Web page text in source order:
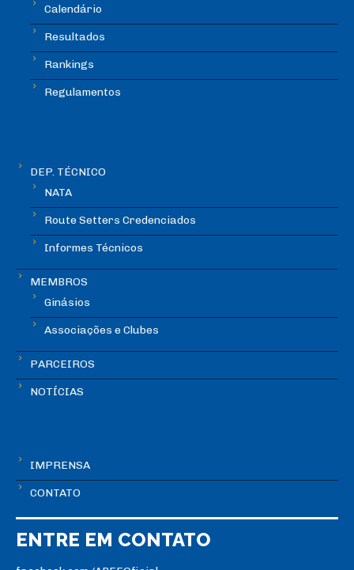
Calendário
Resultados
Rankings
Regulamentos
DEP. TÉCNICO
NATA
Route Setters Credenciados
Informes Técnicos
MEMBROS
Ginásios
Associações e Clubes
PARCEIROS
NOTÍCIAS
IMPRENSA
CONTATO
ENTRE EM CONTATO